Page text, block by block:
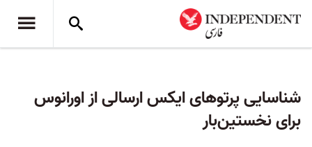
شناسایی پرتوهای ایکس ارسالی از اورانوس
برای نخستین‌بار